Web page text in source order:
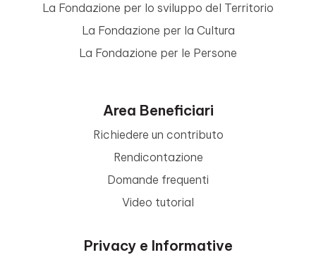
La Fondazione per lo sviluppo del Territorio
La Fondazione per la Cultura
La Fondazione per le Persone
Area Beneficiari
Richiedere un contributo
Rendicontazione
Domande frequenti
Video tutorial
Privacy e Informative